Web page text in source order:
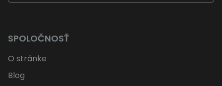
SPOLOČNOSŤ
O stránke
Blog